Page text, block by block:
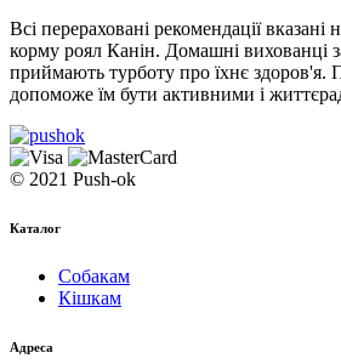
Всі перераховані рекомендації вказані
корму роял Канін. Домашні вихованці
приймають турботу про їхнє здоров'я.
допоможе їм бути активними і
© 2021 Push-ok
Каталог
Собакам
Кішкам
Адреса